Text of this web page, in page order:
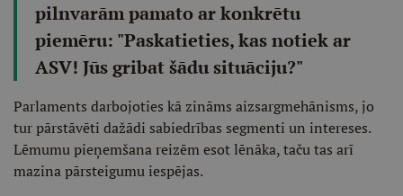
pilnvarām pamato ar konkrētu
piemēru: "Paskatieties, kas notiek ar
ASV! Jūs gribat šādu situāciju?"
Parlaments darbojoties kā zināms aizsargmehānisms, jo
tur pārstāvēti dažādi sabiedrības segmenti un intereses.
Lēmumu pieņemšana reizēm esot lēnāka, taču tas arī
mazina pārsteigumu iespējas.